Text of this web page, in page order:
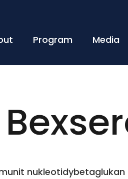
Program Media
nukleotidybetaglukan